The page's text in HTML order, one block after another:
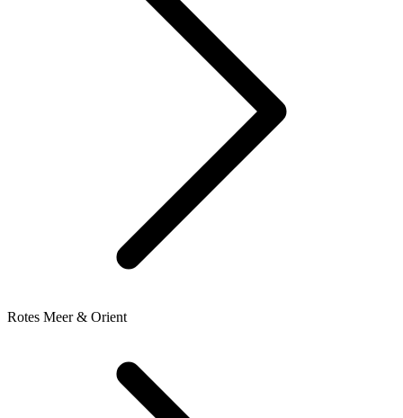
Rotes Meer & Orient